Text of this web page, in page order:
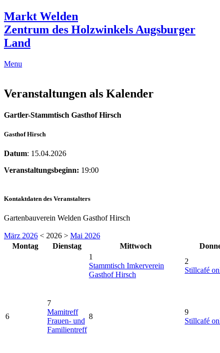
Markt Welden
Zentrum des Holzwinkels Augsburger
Land
Menu
Veranstaltungen als Kalender
Gartler-Stammtisch Gasthof Hirsch
Gasthof Hirsch
Datum: 15.04.2026
Veranstaltungsbeginn: 19:00
Kontaktdaten des Veranstalters
Gartenbauverein Welden Gasthof Hirsch
März 2026 < 2026 > Mai 2026
Montag
Dienstag Mittwoch
1
Stammtisch Imkerverein
Gasthof Hirsch
2
Stillcafé
6
7
Mamitreff
Frauen- und
Familientreff
8
9
Stillcafé